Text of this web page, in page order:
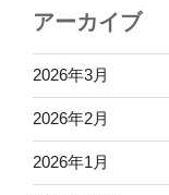
アーカイブ
2026年3月
2026年2月
2026年1月